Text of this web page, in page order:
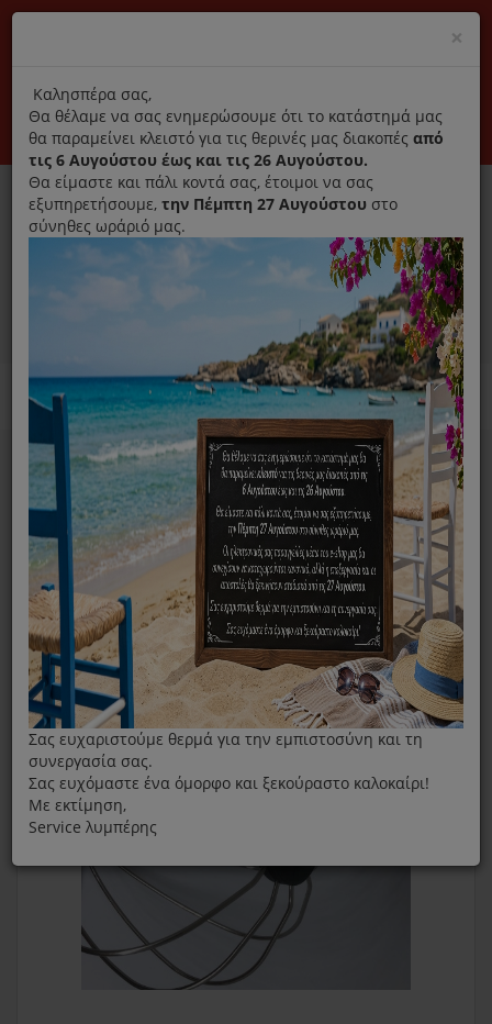
Αποκλειστικά γνήσια ανταλλακτικά
Σύνδεση Εγγραφή Εταιρεία Επικοινωνία
0
Ανταλλακτικά ηλεκτρικών συσκευών MENU
Home
Μίξερ Κουζινομηχανές
Αναδευτήρες Μίξερ
Αυγοδάρτης- Κουκουνάρα Για Κουζινομηχανή IZZY IZ1500
×
title
Καλησπέρα σας,
Θα θέλαμε να σας ενημερώσουμε ότι το κατάστημά μας
θα παραμείνει κλειστό για τις θερινές μας διακοπές από
τις 6 Αυγούστου έως και τις 26 Αυγούστου.
Θα είμαστε και πάλι κοντά σας, έτοιμοι να σας
εξυπηρετήσουμε, την Πέμπτη 27 Αυγούστου στο
σύνηθες ωράριό μας.
Σας ευχαριστούμε θερμά για την εμπιστοσύνη και τη
συνεργασία σας.
Σας ευχόμαστε ένα όμορφο και ξεκούραστο καλοκαίρι!
Με εκτίμηση,
Service λυμπέρης